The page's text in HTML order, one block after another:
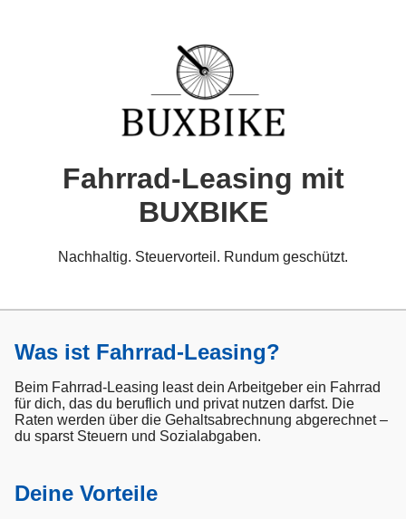
Fahrrad-Leasing mit
BUXBIKE
Nachhaltig. Steuervorteil. Rundum geschützt.
Was ist Fahrrad-Leasing?
Beim Fahrrad-Leasing least dein Arbeitgeber ein Fahrrad
für dich, das du beruflich und privat nutzen darfst. Die
Raten werden über die Gehaltsabrechnung abgerechnet –
du sparst Steuern und Sozialabgaben.
Deine Vorteile